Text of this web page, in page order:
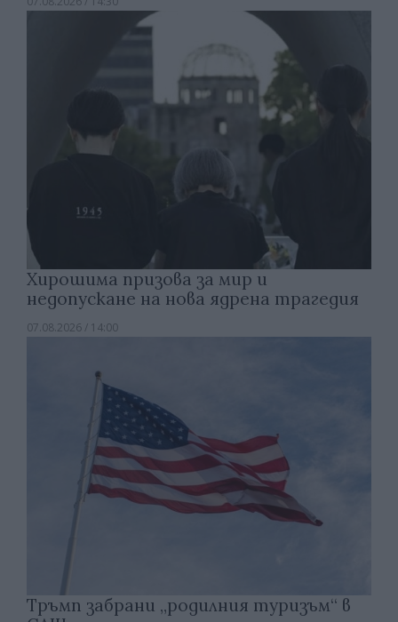
Хирошима призова за мир и
недопускане на нова ядрена трагедия
07.08.2026 / 14:00
Тръмп забрани „родилния туризъм“ в